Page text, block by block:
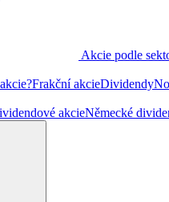
Akcie podle
Frakční akcieDividendy
akcieNěmecké